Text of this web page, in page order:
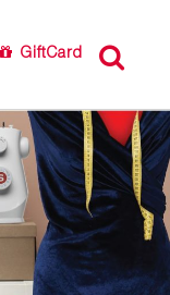
GiftCard